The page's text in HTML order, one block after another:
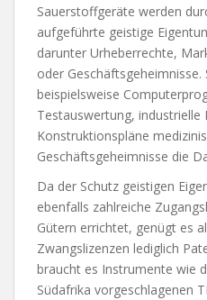
Sauerstoffgeräte werden
aufgeführte geistige
darunter Urheberrechte,
oder
beispielsweise
Testauswertung, industrielle
Konstruktionspläne
Geschäftsgeheimnisse die
Da der Schutz geistigen
ebenfalls zahlreiche
Gütern errichtet, genügt es
Zwangslizenzen lediglich
braucht es Instrumente wie
Südafrika vorgeschlagenen